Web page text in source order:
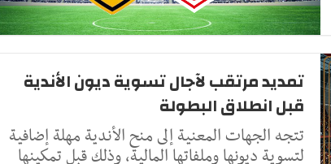
تمديد مرتقب لآجال تسوية ديون الأندية
قبل انطلاق البطولة
تتجه الجهات المعنية إلى منح الأندية مهلة إضافية
لتسوية ديونها وملفاتها المالية، وذلك قبل تمكينها